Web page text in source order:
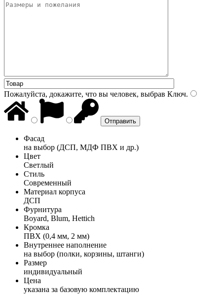
Пожалуйста, докажите, что вы человек, выбрав Ключ.
Фасад
на выбор (ДСП, МДФ ПВХ и др.)
Цвет
Светлый
Стиль
Современный
Материал корпуса
ДСП
Фурнитура
Boyard, Blum, Hettich
Кромка
ПВХ (0,4 мм, 2 мм)
Внутреннее наполнение
на выбор (полки, корзины, штанги)
Размер
индивидуальный
Цена
указана за базовую комплектацию